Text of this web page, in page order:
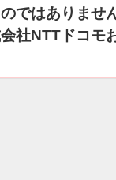
ではありませ
社NTTドコモ